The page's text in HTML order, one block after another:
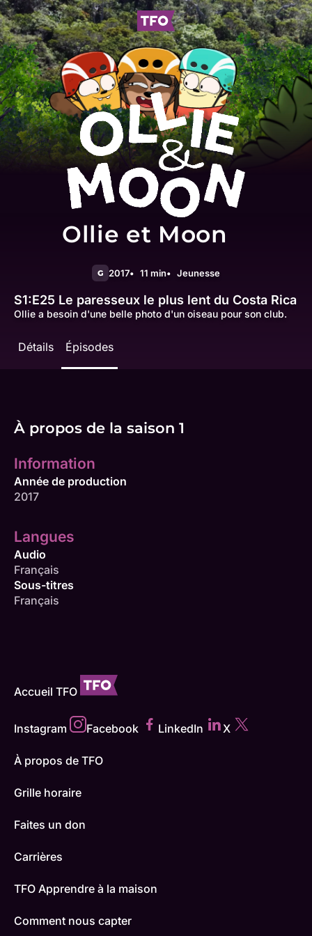
Ollie et Moon
G 2017 11 min Jeunesse
S1:E25 Le paresseux le plus lent du Costa Rica
Ollie a besoin d'une belle photo d'un oiseau pour son club.
Détails Épisodes
À propos de la saison 1
Information
Année de production
2017
Langues
Audio
Français
Sous-titres
Français
Accueil TFO
Instagram Facebook LinkedIn X
À propos de TFO
Grille horaire
Faites un don
Carrières
TFO Apprendre à la maison
Comment nous capter